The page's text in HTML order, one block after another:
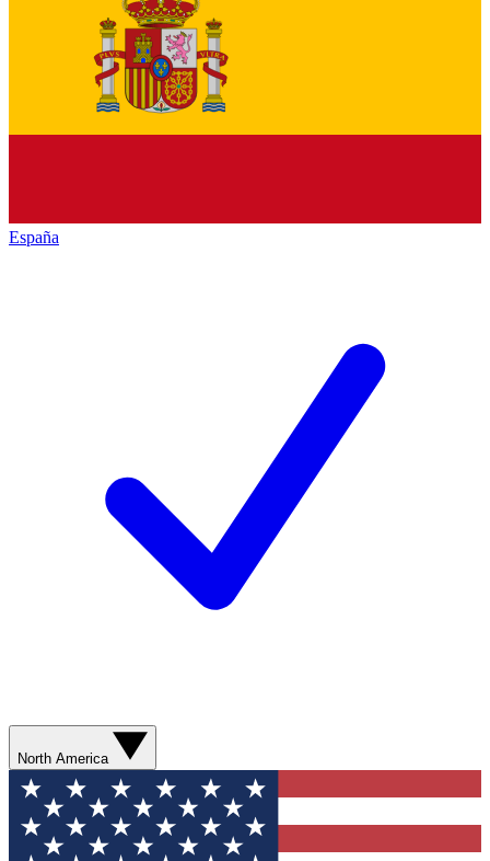
España
North America